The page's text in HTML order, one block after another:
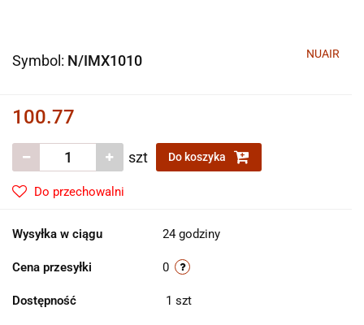
Symbol: N/IMX1010 NUAIR
100.77
szt Do koszyka
Do przechowalni
Wysyłka w ciągu 24 godziny
Cena przesyłki 0
Dostępność 1 szt